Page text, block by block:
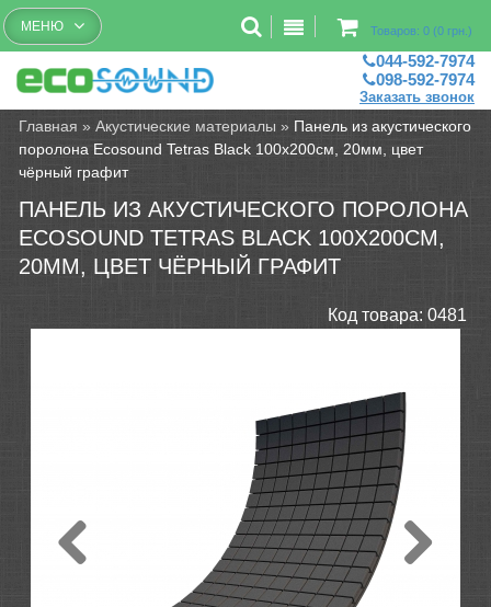
Бесплатный рассчет помещений
Товаров: 0 (0 грн.)
МЕНЮ
044-592-7974
098-592-7974
Заказать звонок
Главная »Акустические материалы » Панель из акустического
поролона Ecosound Tetras Black 100x200см, 20мм, цвет
чёрный графит
ПАНЕЛЬ ИЗ АКУСТИЧЕСКОГО ПОРОЛОНА
ECOSOUND TETRAS BLACK 100X200СМ,
20ММ, ЦВЕТ ЧЁРНЫЙ ГРАФИТ
Код товара: 0481